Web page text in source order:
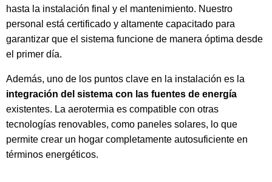
hasta la instalación final y el mantenimiento. Nuestro
personal está certificado y altamente capacitado para
garantizar que el sistema funcione de manera óptima desde
el primer día.
Además, uno de los puntos clave en la instalación es la
integración del sistema con las fuentes de energía
existentes. La aerotermia es compatible con otras
tecnologías renovables, como paneles solares, lo que
permite crear un hogar completamente autosuficiente en
términos energéticos.